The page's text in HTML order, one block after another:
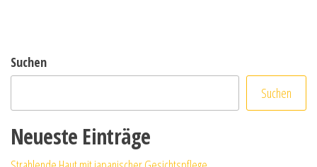
Suchen
Suchen
Neueste Einträge